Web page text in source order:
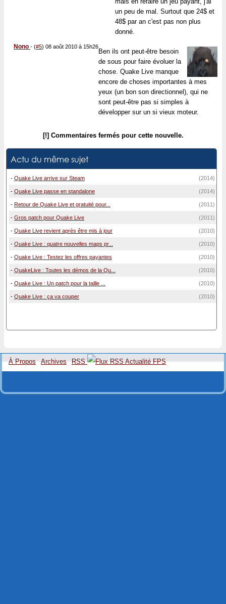
un peu de mal. Surtout que 24$ et
48$ par an c'est pas non plus
donné.
Nono - (#5) 08 août 2010 à 15h26
Ben ils ont peut-être besoin
de sous pour faire évoluer la
chose. Quake Live manque
encore de choses importantes à mes
yeux (un bon son directionnel), qui ne
sont peut-être pas si simples à
développer sur un si vieux moteur.
[!] Commentaires fermés pour cette nouvelle.
Actu du même sujet
- Quake Live arrive sur Steam (2014)
- Quake Live passe en standalone (2014)
- Retour de Quake Live et gratuité pour... (2011)
- Gros patch pour Quake Live (2011)
- Quake Live revient après être mis à jour (2010)
- Quake Live : quatre nouvelles maps pr... (2010)
- Quake Live : Testez les offres payantes (2010)
- QuakeLive : Toutes les démos de la Qu... (2010)
- Quake Live : Un patch pour la taille ... (2010)
- Quake Live : ça va couper (2010)
À Propos Archives RSS